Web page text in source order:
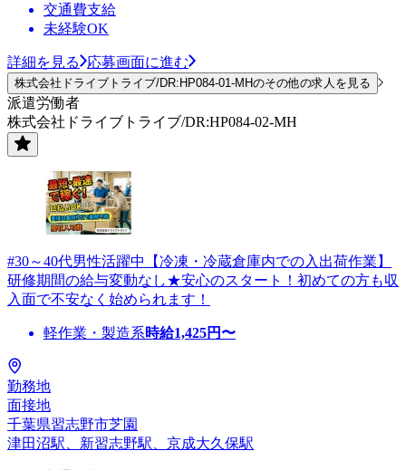
交通費支給
未経験OK
詳細を見る 応募画面に進む
株式会社ドライブトライブ/DR:HP084-01-MHのその他の求人を見る
派遣労働者
株式会社ドライブトライブ/DR:HP084-02-MH
#30～40代男性活躍中【冷凍・冷蔵倉庫内での入出荷作業】
研修期間の給与変動なし★安心のスタート！初めての方も収
入面で不安なく始められます！
軽作業・製造系時給1,425円〜
勤務地
面接地
千葉県習志野市芝園
津田沼駅、新習志野駅、京成大久保駅